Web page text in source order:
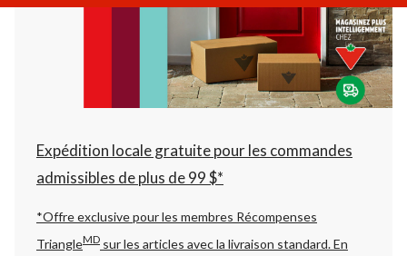
Fermeture
à
22:00
cliquer
pour
changer
Expédition locale gratuite pour les commandes
admissibles de plus de 99 $*
*Offre exclusive pour les membres Récompenses
TriangleMD sur les articles avec la livraison standard.En